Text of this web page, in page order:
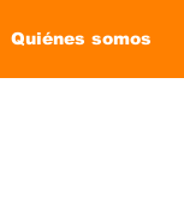
Quiénes somos